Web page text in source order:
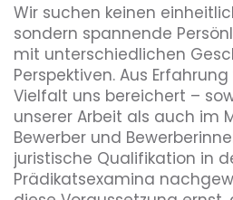
Wir suchen keinen
sondern spannende
mit unterschiedlichen
Perspektiven. Aus
Vielfalt uns bereichert –
unserer Arbeit als auch im
Bewerber und
juristische Qualifikation in
Prädikatsexamina